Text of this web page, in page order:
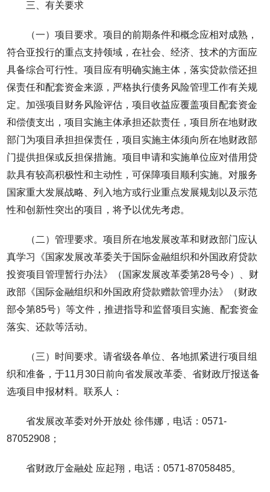
三、有关要求
（一）项目要求。项目的前期条件和概念应相对成熟，
符合亚投行的重点支持领域，在社会、经济、技术的方面应
具备综合可行性。项目应有明确实施主体，落实贷款偿还担
保责任和配套资金来源，严格执行债务风险管理工作有关规
定。加强项目财务风险评估，项目收益应覆盖项目配套资金
和偿债支出，项目实施主体承担还款责任，项目所在地财政
部门为项目承担担保责任，项目实施主体须向所在地财政部
门提供担保或反担保措施。项目申请和实施单位应对借用贷
款具有较高积极性和主动性，可保障项目顺利实施。对服务
国家重大发展战略、列入地方或行业重点发展规划以及示范
性和创新性突出的项目，将予以优先考虑。
（二）管理要求。项目所在地发展改革和财政部门应认
真学习《国家发展改革委关于国际金融组织和外国政府贷款
投资项目管理暂行办法》（国家发展改革委第28号令）、财
政部《国际金融组织和外国政府贷款赠款管理办法》（财政
部令第85号）等文件，推进指导和监督项目实施、配套资金
落实、还款等活动。
（三）时间要求。请省级各单位、各地抓紧进行项目组
织和准备，于11月30日前向省发展改革委、省财政厅报送备
选项目申报材料。联系人：
省发展改革委对外开放处 徐伟娜，电话：0571-
87052908；
省财政厅金融处 应起翔，电话：0571-87058485。